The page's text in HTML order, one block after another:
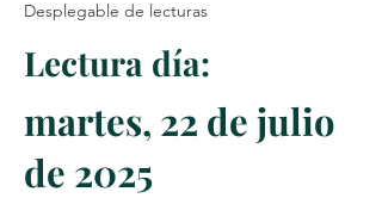
Desplegable de lecturas
Lectura día:
martes, 22 de julio
de 2025